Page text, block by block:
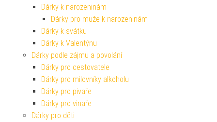
Dárky k narozeninám
Dárky pro muže k narozeninám
Dárky k svátku
Dárky k Valentýnu
Dárky podle zájmu a povolání
Dárky pro cestovatele
Dárky pro milovníky alkoholu
Dárky pro pivaře
Dárky pro vinaře
Dárky pro děti